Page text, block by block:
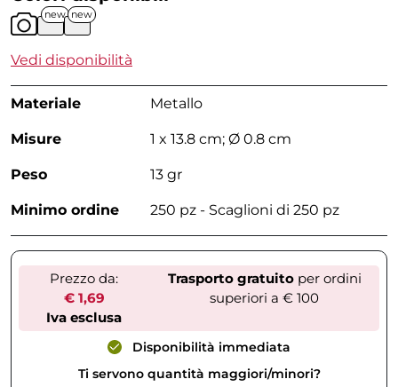
new new
Vedi disponibilità
Materiale Metallo
Misure 1 x 13.8 cm; Ø 0.8 cm
Peso 13 gr
Minimo ordine 250 pz - Scaglioni di 250 pz
Prezzo da:
€ 1,69
Iva esclusa
Trasporto gratuitoper ordini
superiori a € 100
Disponibilità immediata
Ti servono quantità maggiori/minori?